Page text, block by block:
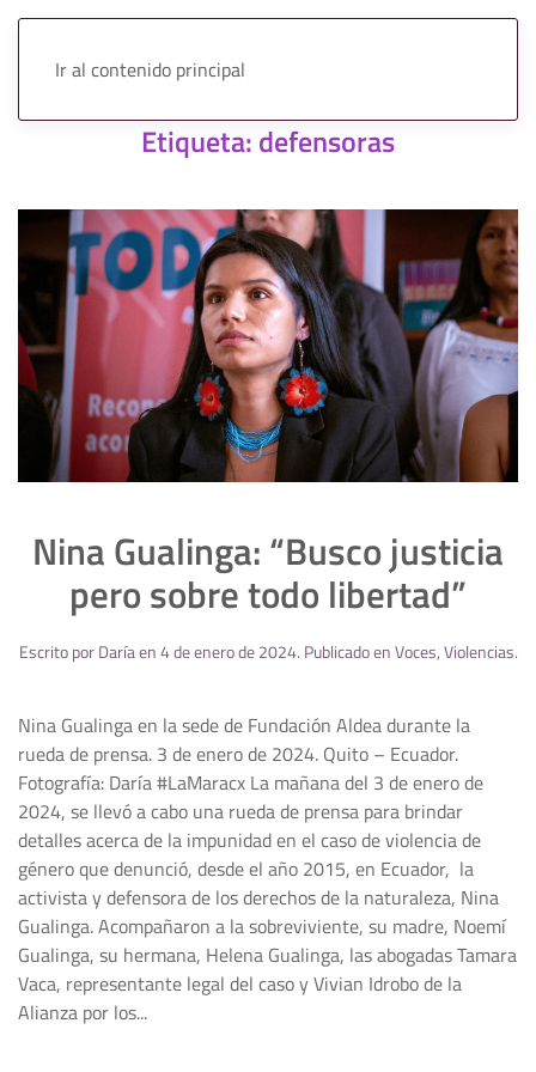
Ir al contenido principal
Etiqueta:defensoras
Nina Gualinga: “Busco justicia
pero sobre todo libertad”
Escrito porDaríaen4 de enero de 2024. Publicado enVoces,Violencias.
Nina Gualinga en la sede de Fundación Aldea durante la
rueda de prensa. 3 de enero de 2024. Quito – Ecuador.
Fotografía: Daría #LaMaracx La mañana del 3 de enero de
2024, se llevó a cabo una rueda de prensa para brindar
detalles acerca de la impunidad en el caso de violencia de
género que denunció, desde el año 2015, en Ecuador, la
activista y defensora de los derechos de la naturaleza, Nina
Gualinga. Acompañaron a la sobreviviente, su madre, Noemí
Gualinga, su hermana, Helena Gualinga, las abogadas Tamara
Vaca, representante legal del caso y Vivian Idrobo de la
Alianza por los...